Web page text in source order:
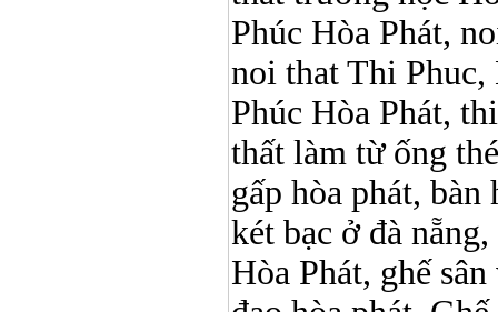
Phúc Hòa Phát,
noi that Thi
Phúc Hòa Phát,
thất làm từ ống
gấp hòa phát, bàn
két bạc ở đà
Hòa Phát, ghế